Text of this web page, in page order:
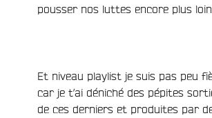
pousser nos luttes encore plus loin.
Et niveau playlist je suis pas peu
car je t’ai déniché des pépites
de ces derniers et produites par